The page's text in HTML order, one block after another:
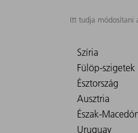
Itt tudja módosítani